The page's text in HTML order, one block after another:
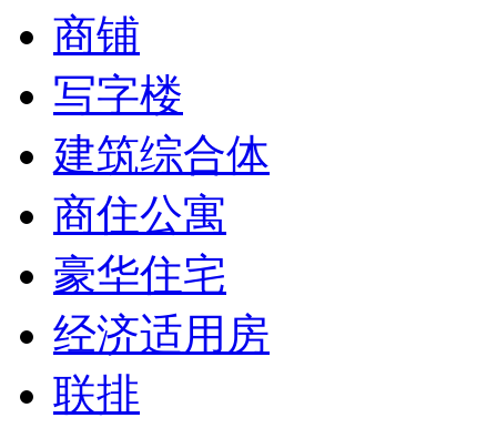
商铺
写字楼
建筑综合体
商住公寓
豪华住宅
经济适用房
联排